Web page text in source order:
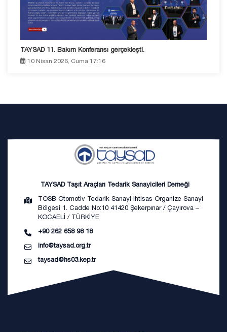
TAYSAD 11. Bakım Konferansı gerçekleşti.
10 Nisan 2026, Cuma 17:16
TAYSAD Taşıt Araçları Tedarik Sanayicileri Derneği
TOSB Otomotiv Tedarik Sanayi İhtisas Organize Sanayi
Bölgesi 1. Cadde No:10 41420 Şekerpınar / Çayırova –
KOCAELİ / TÜRKİYE
+90 262 658 98 18
info@taysad.org.tr
taysad@hs03.kep.tr